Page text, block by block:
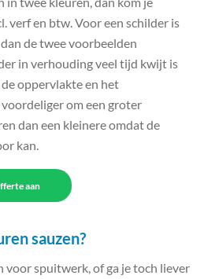
verf en btw. Voor een schilder is
de twee voorbeelden
in verhouding veel tijd kwijt is
oppervlakte en het
om een groter
dan een kleinere omdat de
kan.
aan
sauzen?
voor spuitwerk, of ga je toch liever